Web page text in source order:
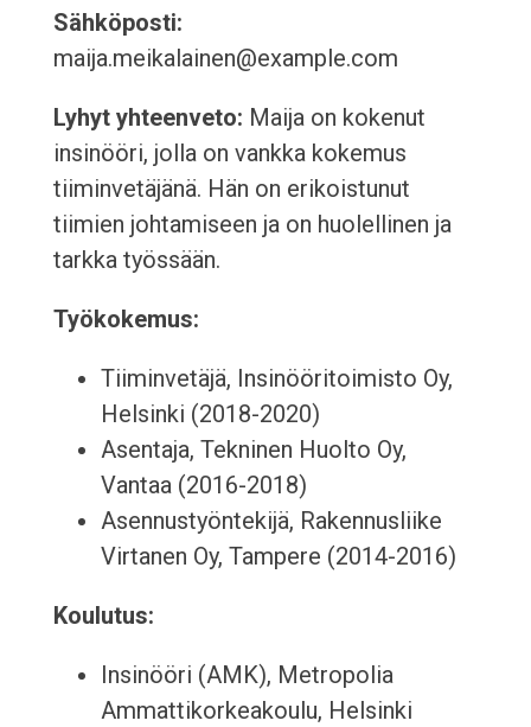
Sähköposti:
maija.meikalainen@example.com
Lyhyt yhteenveto: Maija on kokenut
insinööri, jolla on vankka kokemus
tiiminvetäjänä. Hän on erikoistunut
tiimien johtamiseen ja on huolellinen ja
tarkka työssään.
Työkokemus:
Tiiminvetäjä, Insinööritoimisto Oy,
Helsinki (2018-2020)
Asentaja, Tekninen Huolto Oy,
Vantaa (2016-2018)
Asennustyöntekijä, Rakennusliike
Virtanen Oy, Tampere (2014-2016)
Koulutus:
Insinööri (AMK), Metropolia
Ammattikorkeakoulu, Helsinki